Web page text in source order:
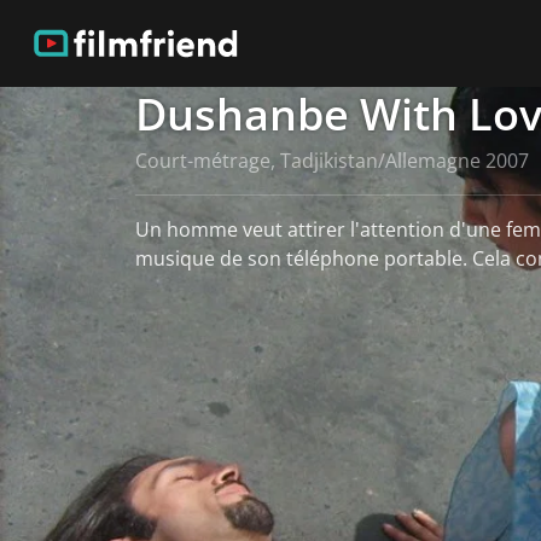
Dushanbe With
Court-métrage, Tadjikistan/Allemagne 2007
Un homme veut attirer l'attention d'une
musique de son téléphone portable. Cela
Voir plus
Plus d'informations